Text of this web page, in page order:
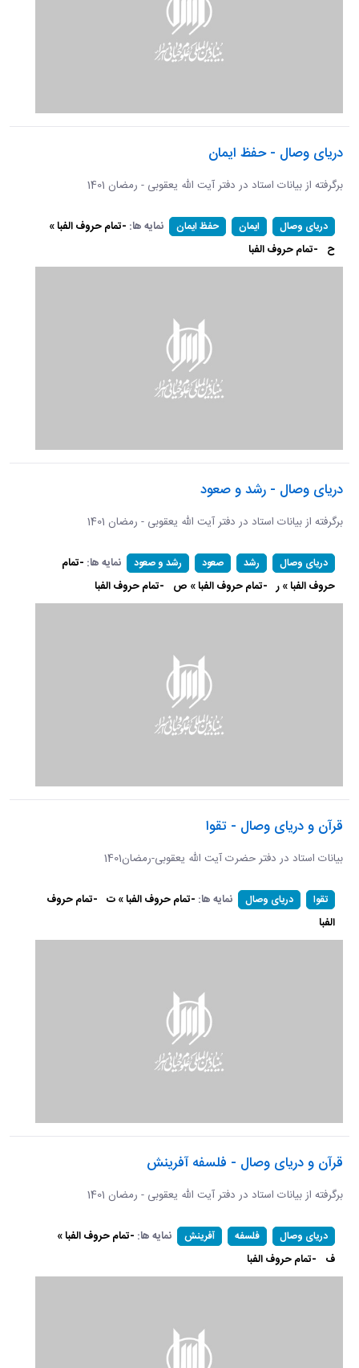
دریای وصال - حفظ ایمان
برگرفته از بیانات استاد در دفتر آیت الله یعقوبی - رمضان 1401
دریای وصال ایمان حفظ ایمان نمایه ها: -تمام حروف الفبا »
ح -تمام حروف الفبا
دریای وصال - رشد و صعود
برگرفته از بیانات استاد در دفتر آیت الله یعقوبی - رمضان 1401
دریای وصال رشد صعود رشد و صعود نمایه ها: -تمام
حروف الفبا » ر -تمام حروف الفبا » ص -تمام حروف الفبا
قرآن و دریای وصال - تقوا
بیانات استاد در دفتر حضرت آیت الله یعقوبی-رمضان1401
تقوا دریای وصال نمایه ها: -تمام حروف الفبا » ت -تمام حروف
الفبا
قرآن و دریای وصال - فلسفه آفرینش
برگرفته از بیانات استاد در دفتر آیت الله یعقوبی - رمضان 1401
دریای وصال فلسفه آفرینش نمایه ها: -تمام حروف الفبا »
ف -تمام حروف الفبا